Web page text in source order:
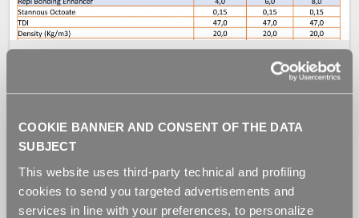
COOKIE BANNER AND CONSENT OF THE DATA
SUBJECT
This website uses third-party technical and profiling
cookies to send you targeted advertisements and
services in line with your preferences, to personalize
flüssige Mischung von Additiven, welche die Haftung
von Polyether-PU-Schäumen auf Schäumen oder
Additiv verleiht PU-Schäumen nach...